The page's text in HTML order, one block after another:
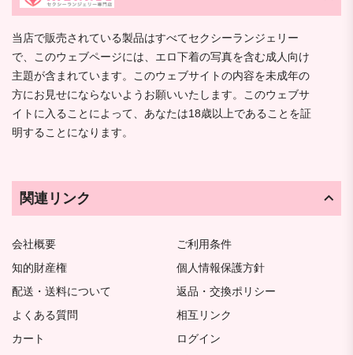
当店で販売されている製品はすべてセクシーランジェリー
で、このウェブページには、エロ下着の写真を含む成人向け
主題が含まれています。このウェブサイトの内容を未成年の
方にお見せにならないようお願いいたします。このウェブサ
イトに入ることによって、あなたは18歳以上であることを証
明することになります。
関連リンク
会社概要
ご利用条件
知的財産権
個人情報保護方針
配送・送料について
返品・交換ポリシー
よくある質問
相互リンク
カート
ログイン